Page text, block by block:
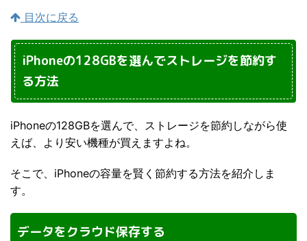
目次に戻る
iPhoneの128GBを選んでストレージを節約す
る方法
iPhoneの128GBを選んで、ストレージを節約しながら使
えば、より安い機種が買えますよね。
そこで、iPhoneの容量を賢く節約する方法を紹介しま
す。
データをクラウド保存する